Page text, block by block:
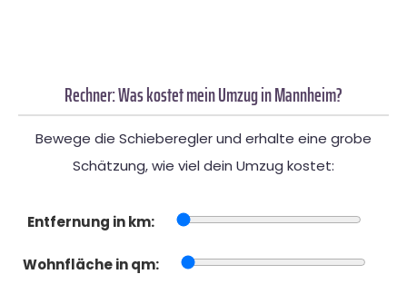
Rechner: Was kostet mein Umzug in Mannheim?
Bewege die Schieberegler und erhalte eine grobe
Schätzung, wie viel dein Umzug kostet:
Entfernung in km:
Wohnfläche in qm: